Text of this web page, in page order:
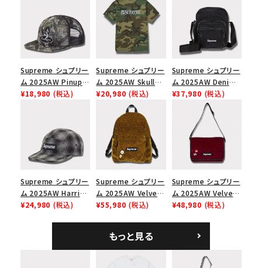
Supreme シュプリー
ム 2025AW Pinup
Mesh Back 5-Panel
ップ トゥルーティン
バーHTC フォールカ
¥18,980 (税込)
Supreme シュプリー
ム 2025AW Skull
Tee スカル Tシャ
ツ ウッドランドカモ
¥20,980 (税込)
Supreme シュプリー
ム 2025AW Denim
Shoulder Bag デニ
ム ショルダーバッグ
¥37,980 (税込)
Supreme シュプリー
ム 2025AW Harris
Tweed Camp Cap
¥24,980 (税込)
Supreme シュプリー
ム 2025AW Velvet
Backpack ベルベッ
¥55,980 (税込)
Supreme シュプリー
ム 2025AW Velvet
Small Messenger
バッグ レッドレオパー
ド
¥48,980 (税込)
もっと見る